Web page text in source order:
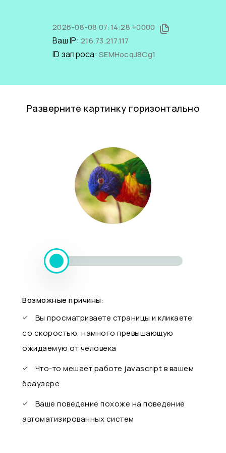
2026-08-08 07:14:28 +0000
Ваш IP: 216.73.217.117
ID запроса: SEMHocqJ8Cg1
Разверните картинку горизонтально
Возможные причины:
Вы просматриваете страницы и кликаете
со скоростью, намного превышающую
ожидаемую от человека
Что-то мешает работе javascript в вашем
браузере
Ваше поведение похоже на поведение
автоматизированных систем